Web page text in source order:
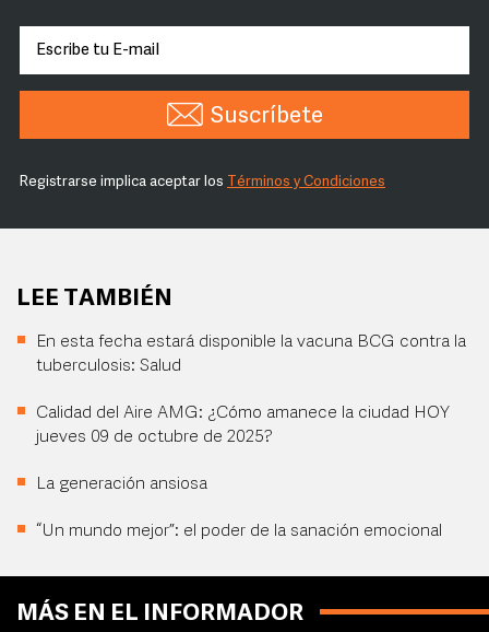
Suscríbete
Registrarse implica aceptar los Términos y Condiciones
LEE TAMBIÉN
En esta fecha estará disponible la vacuna BCG contra la
tuberculosis: Salud
Calidad del Aire AMG: ¿Cómo amanece la ciudad HOY
jueves 09 de octubre de 2025?
La generación ansiosa
“Un mundo mejor”: el poder de la sanación emocional
MÁS EN EL INFORMADOR